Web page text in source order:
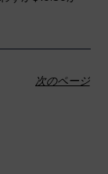
次のページ